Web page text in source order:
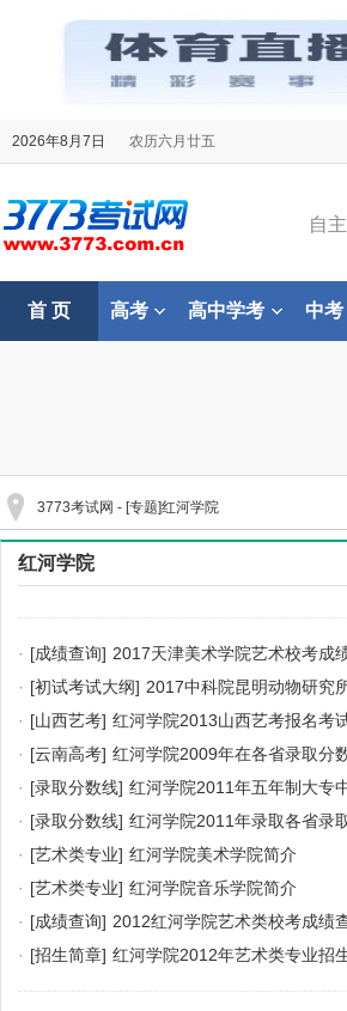
2026年8月7日 农历六月廿五
自
首 页 高考 高中学考 中考
3773考试网 - [专题]红河学院
红河学院
· [成绩查询] 2017天津美术学院艺术校考成
· [初试考试大纲] 2017中科院昆明动物研究
· [山西艺考] 红河学院2013山西艺考报名考
· [云南高考] 红河学院2009年在各省录取分
· [录取分数线] 红河学院2011年五年制大专
· [录取分数线] 红河学院2011年录取各省录
· [艺术类专业] 红河学院美术学院简介
· [艺术类专业] 红河学院音乐学院简介
· [成绩查询] 2012红河学院艺术类校考成绩
· [招生简章] 红河学院2012年艺术类专业招